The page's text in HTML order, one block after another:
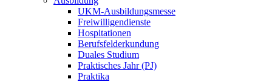
UKM-Ausbildungsmesse
Freiwilligendienste
Hospitationen
Berufsfelderkundung
Duales Studium
Praktisches Jahr (PJ)
Praktika